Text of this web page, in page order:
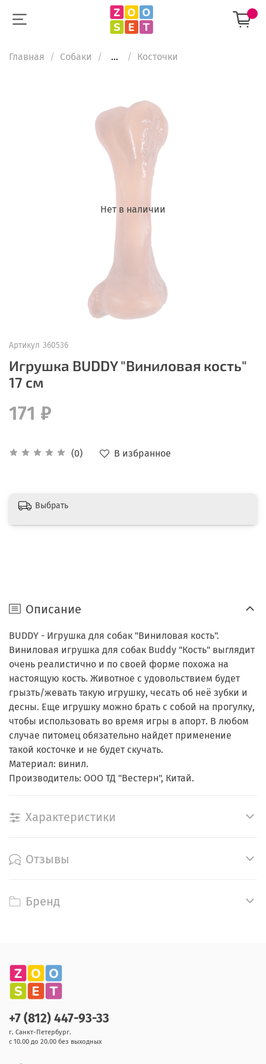
Главная Собаки ... Косточки
Нет в наличии
Артикул 360536
Игрушка BUDDY "Виниловая кость"
17 см
(0) В избранное
171 ₽
Выбрать
Описание
BUDDY - Игрушка для собак "Виниловая кость".
Виниловая игрушка для собак Buddy "Кость" выглядит
очень реалистично и по своей форме похожа на
настоящую кость. Животное с удовольствием будет
грызть/жевать такую игрушку, чесать об неё зубки и
десны. Еще игрушку можно брать с собой на прогулку,
чтобы использовать во время игры в апорт. В любом
случае питомец обязательно найдет применение
такой косточке и не будет скучать.
Материал: винил.
Производитель: ООО ТД "Вестерн", Китай.
Характеристики
Отзывы
Бренд
+7 (812) 447-93-33
г. Санкт-Петербург.
с 10.00 до 20.00 без выходных